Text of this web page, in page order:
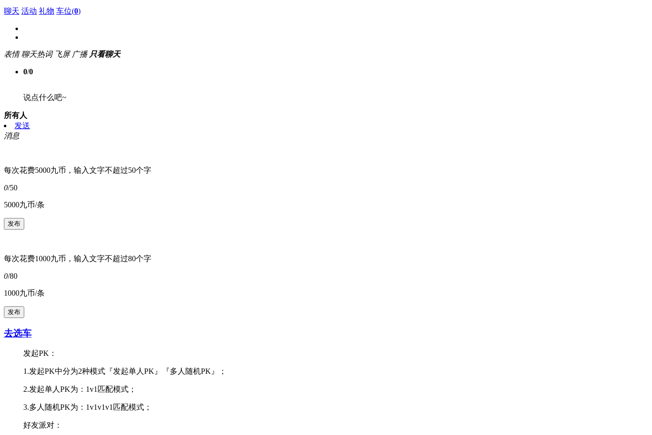
聊天 活动 礼物 车位(0)
表情 聊天热词 飞屏 广播 只看聊天
0/0
说点什么吧~
所有人
发送
消息
每次花费5000九币，输入文字不超过50个字
0/50
5000九币/条
每次花费1000九币，输入文字不超过80个字
0/80
1000九币/条
去选车
发起PK：
1.发起PK中分为2种模式『发起单人PK』『多人随机PK』；
2.发起单人PK为：1v1匹配模式；
3.多人随机PK为：1v1v1v1匹配模式；
好友派对：